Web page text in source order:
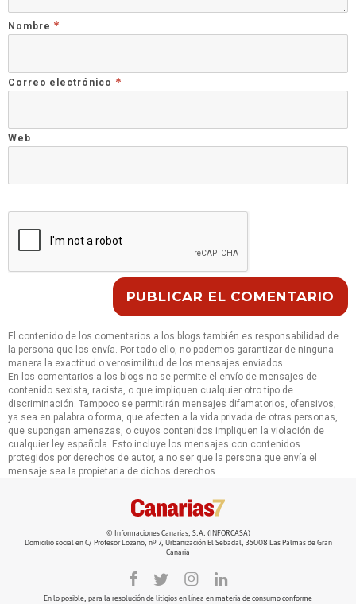
Nombre *
Correo electrónico *
Web
El contenido de los comentarios a los blogs también es responsabilidad de
la persona que los envía. Por todo ello, no podemos garantizar de ninguna
manera la exactitud o verosimilitud de los mensajes enviados.
En los comentarios a los blogs no se permite el envío de mensajes de
contenido sexista, racista, o que impliquen cualquier otro tipo de
discriminación. Tampoco se permitirán mensajes difamatorios, ofensivos,
ya sea en palabra o forma, que afecten a la vida privada de otras personas,
que supongan amenazas, o cuyos contenidos impliquen la violación de
cualquier ley española. Esto incluye los mensajes con contenidos
protegidos por derechos de autor, a no ser que la persona que envía el
mensaje sea la propietaria de dichos derechos.
© Informaciones Canarias, S.A. (INFORCASA)
Domicilio social en C/ Profesor Lozano, nº 7, Urbanización El Sebadal, 35008 Las Palmas de Gran
Canaria
En lo posible, para la resolución de litigios en línea en materia de consumo conforme